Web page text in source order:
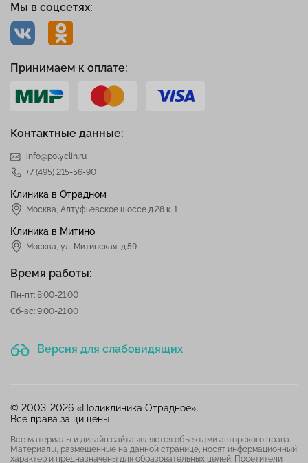
Контактные данные:
info@polyclin.ru
+7 (495) 215-56-90
Клиника в Отрадном
Москва, Алтуфьевское шоссе д.28 к. 1
Клиника в Митино
Москва, ул. Митинская, д.59
Время работы:
Пн-пт: 8:00-21:00
Сб-вс: 9:00-21:00
Мы в соцсетях:
Версия для слабовидящих
Принимаем к оплате:
© 2003-2026 «Поликлиника Отрадное».
Все права защищены
Все материалы и дизайн сайта являются объектами авторского права.
Материалы, размещенные на данной странице, носят информационный
характер и предназначены для образовательных целей. Посетители